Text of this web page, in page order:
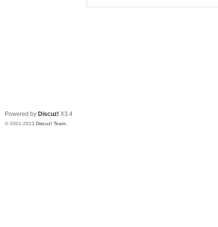
Powered by Discuz! X3.4
© 2001-2023 Discuz! Team